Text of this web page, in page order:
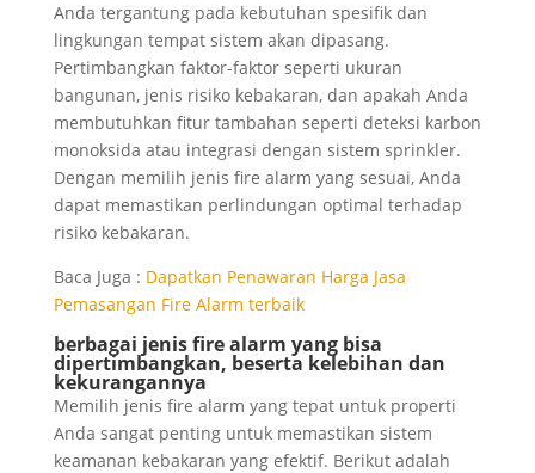
Anda tergantung pada kebutuhan spesifik dan
lingkungan tempat sistem akan dipasang.
Pertimbangkan faktor-faktor seperti ukuran
bangunan, jenis risiko kebakaran, dan apakah Anda
membutuhkan fitur tambahan seperti deteksi karbon
monoksida atau integrasi dengan sistem sprinkler.
Dengan memilih jenis fire alarm yang sesuai, Anda
dapat memastikan perlindungan optimal terhadap
risiko kebakaran.
Baca Juga : Dapatkan Penawaran Harga Jasa
Pemasangan Fire Alarm terbaik
berbagai jenis fire alarm yang bisa
dipertimbangkan, beserta kelebihan dan
kekurangannya
Memilih jenis fire alarm yang tepat untuk properti
Anda sangat penting untuk memastikan sistem
keamanan kebakaran yang efektif. Berikut adalah